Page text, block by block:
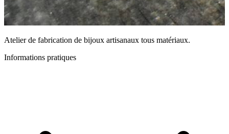
Atelier de fabrication de bijoux artisanaux tous matériaux.
Informations pratiques